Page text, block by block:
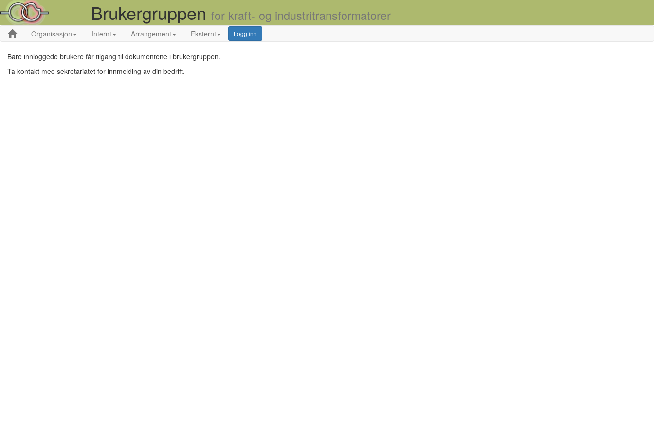
Brukergruppen for kraft- og industritransformatorer
Organisasjon Internt Arrangement Eksternt Logg inn
Bare innloggede brukere får tilgang til dokumentene i brukergruppen.
Ta kontakt med sekretariatet for innmelding av din bedrift.